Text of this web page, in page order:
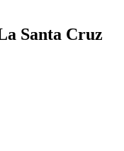
Santa Cruz